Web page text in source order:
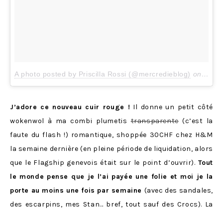
A photo posted by Priscilla Rossi (@mercredieblog) on Apr
J’adore ce nouveau cuir rouge ! Il donne un petit côté
wokenwol à ma combi plumetistransparente(c’est la
faute du flash !) romantique, shoppée 30CHF chez H&M
la semaine dernière (en pleine période de liquidation, alors
que le Flagship genevois était sur le point d’ouvrir). Tout
le monde pense que je l’ai payée une folie et moi je la
porte au moins une fois par semaine (avec des sandales,
des escarpins, mes Stan… bref, tout sauf des Crocs). La